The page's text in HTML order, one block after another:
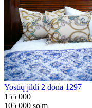
Yostiq jildi 2 dona 1297
155 000
105 000 so'm